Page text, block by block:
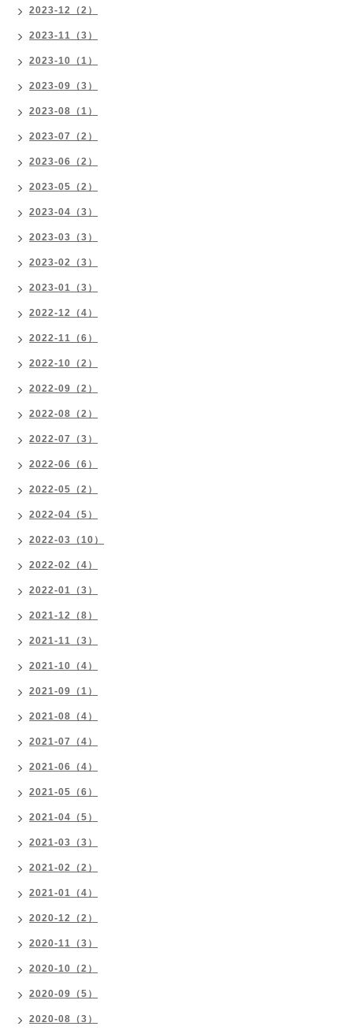
2023-12（2）
2023-11（3）
2023-10（1）
2023-09（3）
2023-08（1）
2023-07（2）
2023-06（2）
2023-05（2）
2023-04（3）
2023-03（3）
2023-02（3）
2023-01（3）
2022-12（4）
2022-11（6）
2022-10（2）
2022-09（2）
2022-08（2）
2022-07（3）
2022-06（6）
2022-05（2）
2022-04（5）
2022-03（10）
2022-02（4）
2022-01（3）
2021-12（8）
2021-11（3）
2021-10（4）
2021-09（1）
2021-08（4）
2021-07（4）
2021-06（4）
2021-05（6）
2021-04（5）
2021-03（3）
2021-02（2）
2021-01（4）
2020-12（2）
2020-11（3）
2020-10（2）
2020-09（5）
2020-08（3）